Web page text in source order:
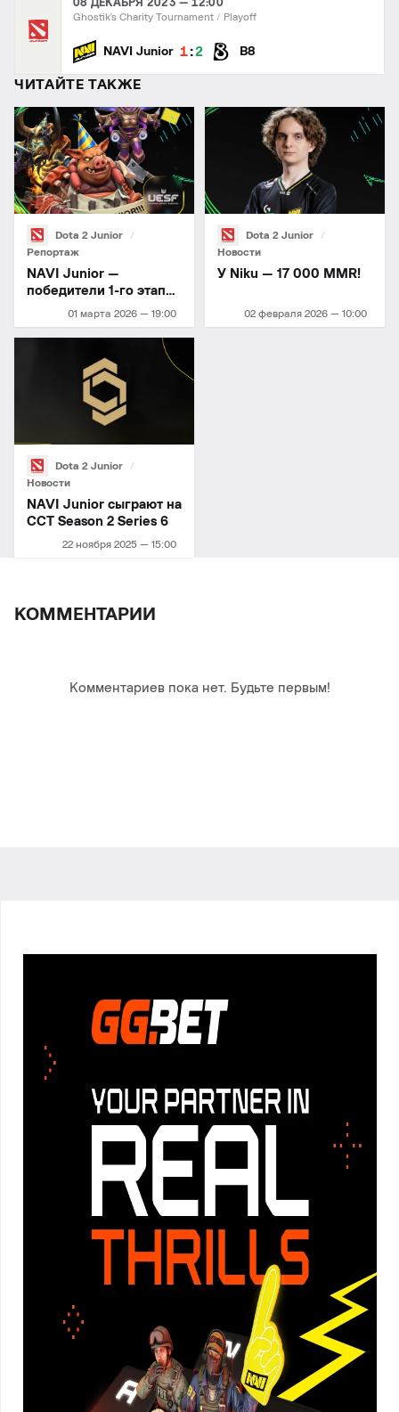
08 ДЕКАБРЯ 2023 — 12:00
Ghostik's Charity Tournament Playoff
NAVI Junior 1 :2 B8
ЧИТАЙТЕ ТАКЖЕ
Dota 2 Junior
Репортаж
01 марта 2026 — 19:00
NAVI Junior —
победители 1-го этапа
UESF Ukrainian
Championship 2026!
Dota 2 Junior
Новости
02 февраля 2026 — 10:00
У Niku — 17 000 MMR!
Dota 2 Junior
Новости
22 ноября 2025 — 15:00
NAVI Junior сыграют на
CCT Season 2 Series 6
КОММЕНТАРИИ
Комментариев пока нет. Будьте первым!